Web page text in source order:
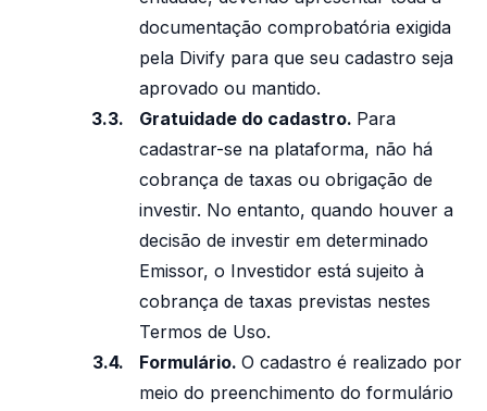
documentação comprobatória exigida
pela Divify para que seu cadastro seja
aprovado ou mantido.
Gratuidade do cadastro. Para
cadastrar-se na plataforma, não há
cobrança de taxas ou obrigação de
investir. No entanto, quando houver a
decisão de investir em determinado
Emissor, o Investidor está sujeito à
cobrança de taxas previstas nestes
Termos de Uso.
Formulário. O cadastro é realizado por
meio do preenchimento do formulário